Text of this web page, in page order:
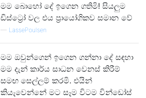
මම බොහෝ දේ ඉගෙන ගතිමි! සියලුම
ඩිස්ට්‍රෝ වල එය ප්‍රායෝගිකව සමාන වේ
— LassePoulsen
මම ඔවුන්ගෙන් ඉගෙන ගන්නා දේ සඳහා
මම දැන් කාර්ය සාධන වෙනස් කිරීම්
සමඟ සෙල්ලම් කරමි. එයින්
කියැවෙන්නේ මට සෑම විටම වින්ඩෝස්